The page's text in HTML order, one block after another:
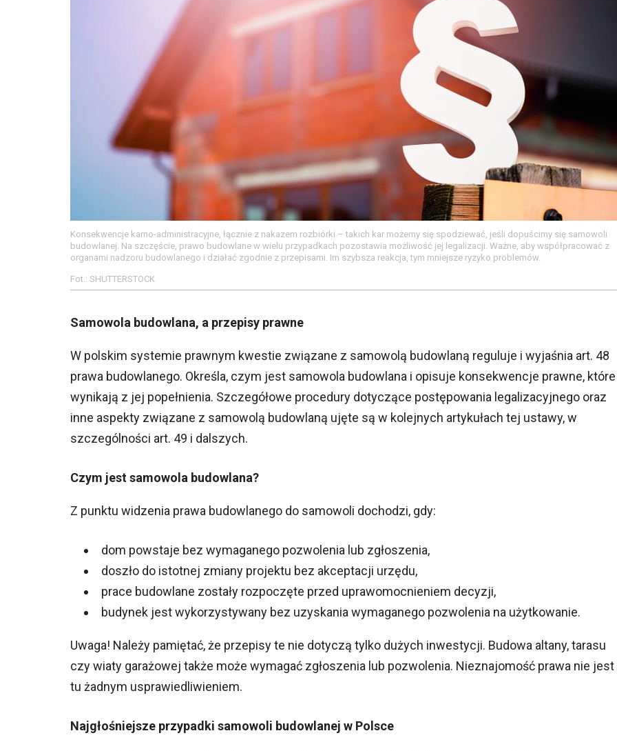
Konsekwencje karno-administracyjne, łącznie z nakazem rozbiórki – takich kar możemy się spodziewać, jeśli dopuścimy się samowoli
budowlanej. Na szczęście, prawo budowlane w wielu przypadkach pozostawia możliwość jej legalizacji. Ważne, aby współpracować z
organami nadzoru budowlanego i działać zgodnie z przepisami. Im szybsza reakcja, tym mniejsze ryzyko problemów.
Fot.: SHUTTERSTOCK
Samowola budowlana, a przepisy prawne
W polskim systemie prawnym kwestie związane z samowolą budowlaną reguluje i wyjaśnia art. 48
prawa budowlanego. Określa, czym jest samowola budowlana i opisuje konsekwencje prawne, które
wynikają z jej popełnienia. Szczegółowe procedury dotyczące postępowania legalizacyjnego oraz
inne aspekty związane z samowolą budowlaną ujęte są w kolejnych artykułach tej ustawy, w
szczególności art. 49 i dalszych.
Czym jest samowola budowlana?
Z punktu widzenia prawa budowlanego do samowoli dochodzi, gdy:
dom powstaje bez wymaganego pozwolenia lub zgłoszenia,
doszło do istotnej zmiany projektu bez akceptacji urzędu,
prace budowlane zostały rozpoczęte przed uprawomocnieniem decyzji,
budynek jest wykorzystywany bez uzyskania wymaganego pozwolenia na użytkowanie.
Uwaga! Należy pamiętać, że przepisy te nie dotyczą tylko dużych inwestycji. Budowa altany, tarasu
czy wiaty garażowej także może wymagać zgłoszenia lub pozwolenia. Nieznajomość prawa nie jest
tu żadnym usprawiedliwieniem.
Najgłośniejsze przypadki samowoli budowlanej w Polsce